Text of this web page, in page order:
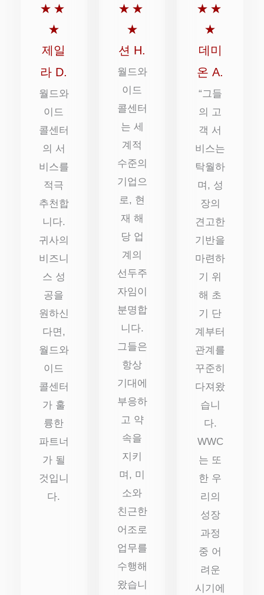
★ ★
★
점
만
점
에
5
점
제일
라 D.
월드와
이드
콜센터
의 서
비스를
적극
추천합
니다.
귀사의
비즈니
스 성
공을
원하신
다면,
월드와
이드
콜센터
가 훌
륭한
파트너
가 될
것입니
다.
★ ★
★
점
만
점
에
5
점
션 H.
월드와
이드
콜센터
는 세
계적
수준의
기업으
로, 현
재 해
당 업
계의
선두주
자임이
분명합
니다.
그들은
항상
기대에
부응하
고 약
속을
지키
며, 미
소와
친근한
어조로
업무를
수행해
왔습니
★ ★
★
점
점
에
5
점
데미
온 A.
“그들
의 고
객 서
비스는
탁월하
며, 성
장의
견고한
기반을
마련하
기 위
해 초
기 단
계부터
관계를
꾸준히
다져왔
습니
다.
WWC
는 또
한 우
리의
성장
과정
중 어
려운
시기에